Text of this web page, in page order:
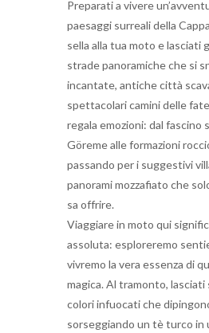
Preparati a vivere
paesaggi surreali della
sella alla tua moto e lasciati
strade panoramiche che si
incantate, antiche città
spettacolari camini delle
regala emozioni: dal fascino
Göreme alle formazioni
passando per i suggestivi
panorami mozzafiato che
sa offrire.
Viaggiare in moto qui
assoluta: esploreremo
vivremo la vera essenza di
magica. Al tramonto,
colori infuocati che
sorseggiando un tè turco in